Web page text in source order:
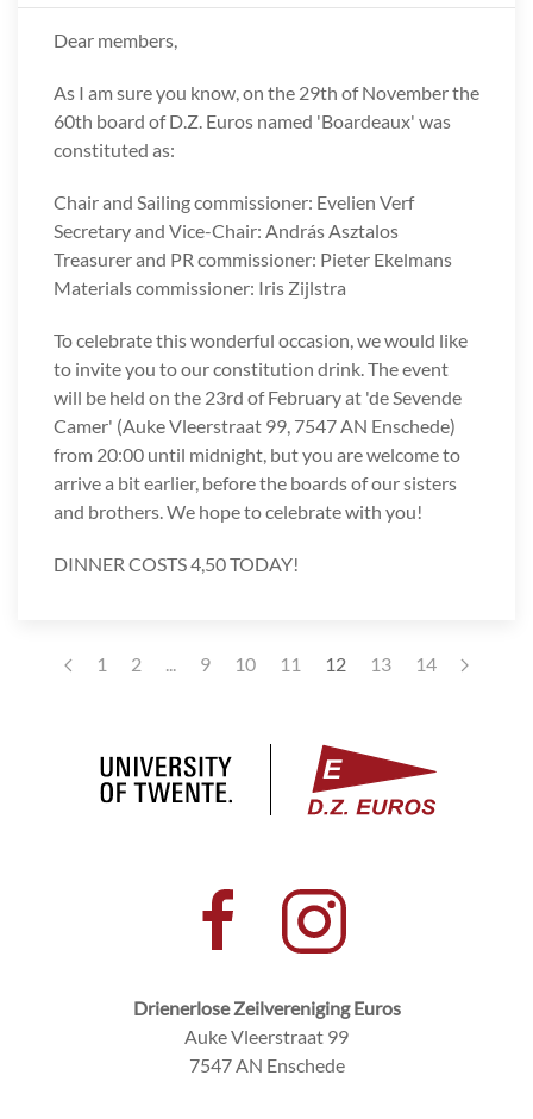
Dear members,
As I am sure you know, on the 29th of November the
60th board of D.Z. Euros named 'Boardeaux' was
constituted as:
Chair and Sailing commissioner: Evelien Verf
Secretary and Vice-Chair: András Asztalos
Treasurer and PR commissioner: Pieter Ekelmans
Materials commissioner: Iris Zijlstra
To celebrate this wonderful occasion, we would like
to invite you to our constitution drink. The event
will be held on the 23rd of February at 'de Sevende
Camer' (Auke Vleerstraat 99, 7547 AN Enschede)
from 20:00 until midnight, but you are welcome to
arrive a bit earlier, before the boards of our sisters
and brothers. We hope to celebrate with you!
DINNER COSTS 4,50 TODAY!
1 2 ... 9 10 11 12 13 14
Drienerlose Zeilvereniging Euros
Auke Vleerstraat 99
7547 AN Enschede